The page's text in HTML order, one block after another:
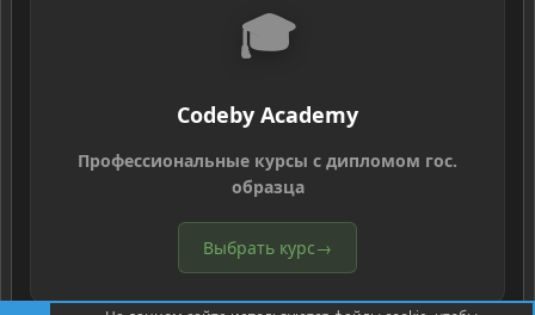
🎓
Codeby Academy
Профессиональные курсы с дипломом гос.
образца
Выбрать курс→